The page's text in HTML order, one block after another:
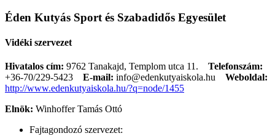
Éden Kutyás Sport és Szabadidős Egyesület
Vidéki szervezet
Hivatalos cím: 9762 Tanakajd, Templom utca 11. Telefonszám:
+36-70/229-5423
E-mail: info@edenkutyaiskola.hu
Weboldal:
http://www.edenkutyaiskola.hu/?q=node/1455
Elnök: Winhoffer Tamás Ottó
Fajtagondozó szervezet: